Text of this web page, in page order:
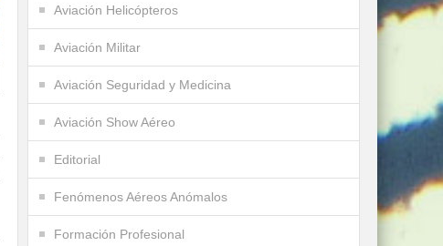
Aviación Helicópteros
Aviación Militar
Aviación Seguridad y Medicina
Aviación Show Aéreo
Editorial
Fenómenos Aéreos Anómalos
Formación Profesional